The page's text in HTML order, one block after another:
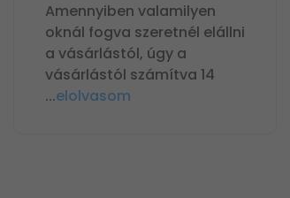
Amennyiben valamilyen
oknál fogva szeretnél elállni
a vásárlástól, úgy a
vásárlástól számítva 14
...elolvasom